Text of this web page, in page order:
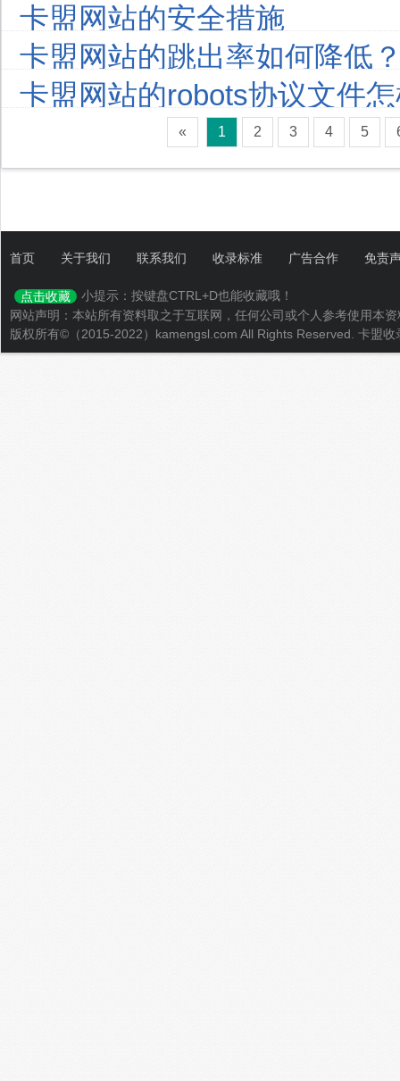
卡盟网站的安全措施
卡盟网站的跳出率如何降低
卡盟网站的robots协议文件
« 1 2 3 4 5
首页 关于我们 联系我们 收录标准 广告合作 免责
点击收藏
小提示：按键盘CTRL+D也能收藏哦！
网站声明：本站所有资料取之于互联网，任何公司或个人参考使用本
版权所有©（2015-2022）kamengsl.com All Rights Reserved. 卡盟收